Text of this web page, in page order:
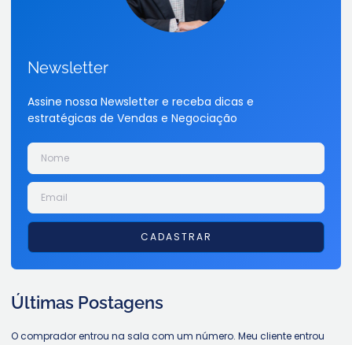
Newsletter
Assine nossa Newsletter e receba dicas e
estratégicas de Vendas e Negociação
CADASTRAR
Últimas Postagens
O comprador entrou na sala com um número. Meu cliente entrou